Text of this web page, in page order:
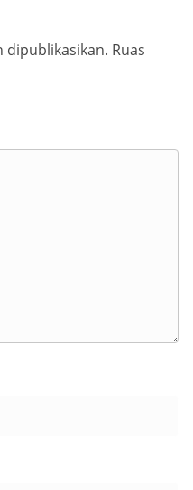
dipublikasikan. Ruas